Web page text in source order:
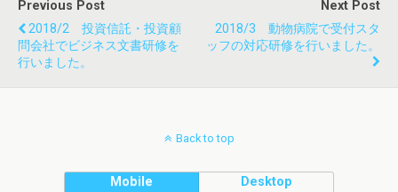
Previous Post
2018/2 投資信託・投資顧
問会社でビジネス文書研修を
行いました。
Next Post
2018/3 動物病院で受付スタ
ッフの対応研修を行いました。
Back to top
Mobile Desktop